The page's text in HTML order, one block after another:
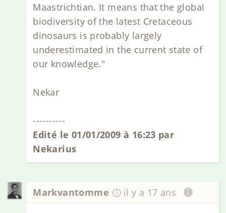
Maastrichtian. It means that the global
biodiversity of the latest Cretaceous
dinosaurs is probably largely
underestimated in the current state of
our knowledge."
Nekar
----------
Edité le 01/01/2009 à 16:23 par
Nekarius
Markvantomme il y a 17 ans